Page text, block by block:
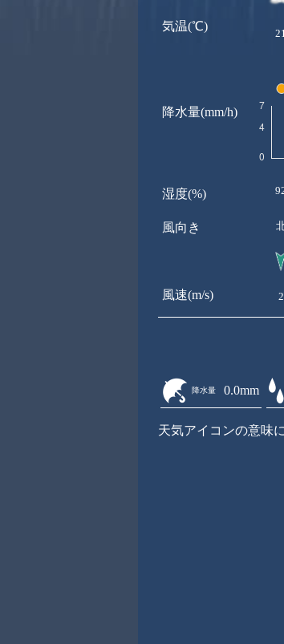
気温(℃)
降水量(mm/h)
湿度(%)
風向き
風速(m/s)
21
2
降水量 0.0mm
天気アイコンの意味